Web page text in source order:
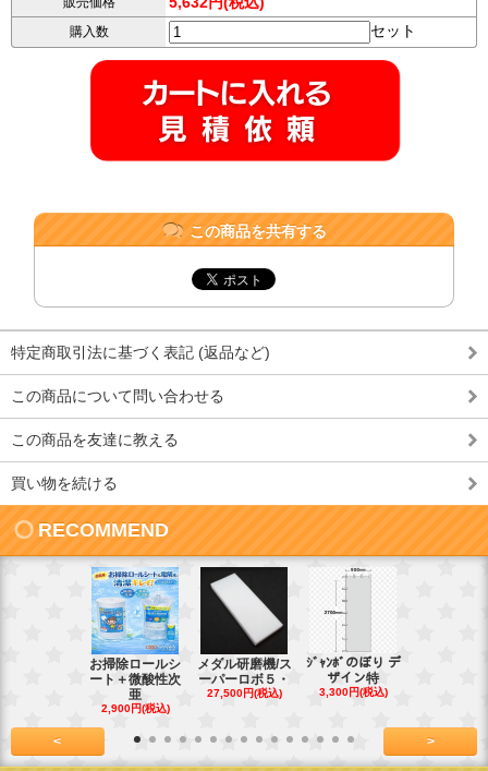
購入数 セット
この商品を共有する
特定商取引法に基づく表記 (返品など)
この商品について問い合わせる
この商品を友達に教える
買い物を続ける
RECOMMEND
お掃除ロールシ
ート＋微酸性次
亜
2,900円(税込)
メダル研磨機/ス
ーパーロボ５・
27,500円(税込)
ｼﾞｬﾝﾎﾞのぼり デ
ザイン特
3,300円(税込)
< >